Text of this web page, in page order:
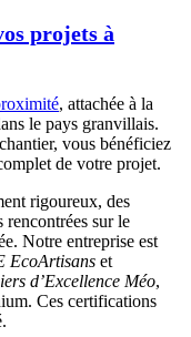
projets à
, attachée à la
le pays granvillais.
vous bénéficiez
de votre projet.
rigoureux, des
rencontrées sur le
Notre entreprise est
EcoArtisans et
d’Excellence Méo,
Ces certifications